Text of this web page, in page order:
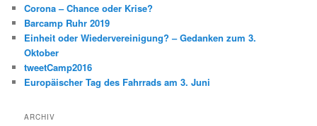
Corona – Chance oder Krise?
Barcamp Ruhr 2019
Einheit oder Wiedervereinigung? – Gedanken zum 3.
Oktober
tweetCamp2016
Europäischer Tag des Fahrrads am 3. Juni
ARCHIV